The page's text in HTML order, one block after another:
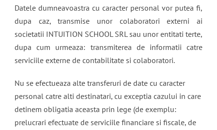
Datele dumneavoastra cu caracter personal vor putea fi,
dupa caz, transmise unor colaboratori externi ai
societatii INTUITION SCHOOL SRL sau unor entitati terte,
dupa cum urmeaza: transmiterea de informatii catre
serviciile externe de contabilitate si colaboratori.
Nu se efectueaza alte transferuri de date cu caracter
personal catre alti destinatari, cu exceptia cazului in care
detinem obligatia aceasta prin lege (de exemplu:
prelucrari efectuate de serviciile financiare si fiscale, de